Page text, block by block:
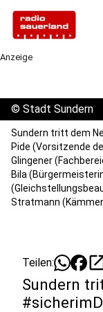
Anzeige
© Stadt Sundern
Sundern tritt dem
Pide (Vorsitzende
Glingener
Bila
Stratmann
Teilen:
Sundern